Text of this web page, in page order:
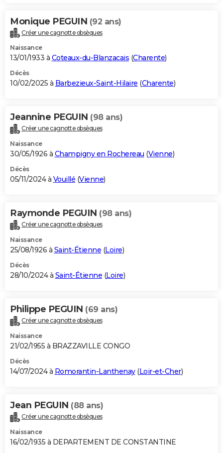
Monique PEGUIN (92 ans)
Créer une cagnotte obsèques
Naissance
13/01/1933 à Coteaux-du-Blanzacais (Charente)
Décès
10/02/2025 à Barbezieux-Saint-Hilaire (Charente)
Jeannine PEGUIN (98 ans)
Créer une cagnotte obsèques
Naissance
30/05/1926 à Champigny en Rochereau (Vienne)
Décès
05/11/2024 à Vouillé (Vienne)
Raymonde PEGUIN (98 ans)
Créer une cagnotte obsèques
Naissance
25/08/1926 à Saint-Étienne (Loire)
Décès
28/10/2024 à Saint-Étienne (Loire)
Philippe PEGUIN (69 ans)
Créer une cagnotte obsèques
Naissance
21/02/1955 à BRAZZAVILLE CONGO
Décès
14/07/2024 à Romorantin-Lanthenay(Loir-et-Cher)
Jean PEGUIN (88 ans)
Créer une cagnotte obsèques
Naissance
16/02/1935 à DEPARTEMENT DE CONSTANTINE